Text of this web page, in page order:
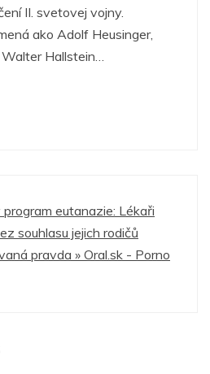
II. svetovej vojny.
ako Adolf Heusinger,
Hallstein…
program eutanazie: Lékaři
souhlasu jejich rodičů
pravda » Oral.sk - Porno